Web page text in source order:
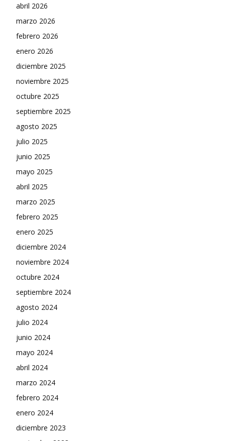
abril 2026
marzo 2026
febrero 2026
enero 2026
diciembre 2025
noviembre 2025
octubre 2025
septiembre 2025
agosto 2025
julio 2025
junio 2025
mayo 2025
abril 2025
marzo 2025
febrero 2025
enero 2025
diciembre 2024
noviembre 2024
octubre 2024
septiembre 2024
agosto 2024
julio 2024
junio 2024
mayo 2024
abril 2024
marzo 2024
febrero 2024
enero 2024
diciembre 2023